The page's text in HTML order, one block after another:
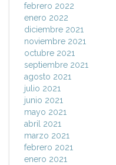
febrero 2022
enero 2022
diciembre 2021
noviembre 2021
octubre 2021
septiembre 2021
agosto 2021
julio 2021
junio 2021
mayo 2021
abril 2021
marzo 2021
febrero 2021
enero 2021